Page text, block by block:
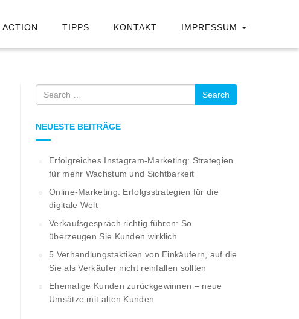
ACTION TIPPS KONTAKT IMPRESSUM
Search
NEUESTE BEITRÄGE
Erfolgreiches Instagram-Marketing: Strategien
für mehr Wachstum und Sichtbarkeit
Online-Marketing: Erfolgsstrategien für die
digitale Welt
Verkaufsgespräch richtig führen: So
überzeugen Sie Kunden wirklich
5 Verhandlungstaktiken von Einkäufern, auf die
Sie als Verkäufer nicht reinfallen sollten
Ehemalige Kunden zurückgewinnen – neue
Umsätze mit alten Kunden